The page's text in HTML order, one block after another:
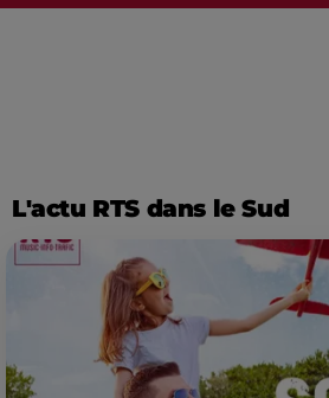
L'actu RTS dans le Sud